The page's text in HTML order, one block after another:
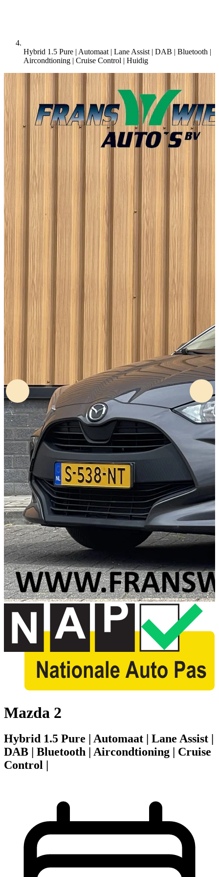
Hybrid 1.5 Pure | Automaat | Lane Assist | DAB | Bluetooth |
Aircondtioning | Cruise Control | Huidig
Mazda 2
Hybrid 1.5 Pure | Automaat | Lane Assist |
DAB | Bluetooth | Aircondtioning | Cruise
Control |